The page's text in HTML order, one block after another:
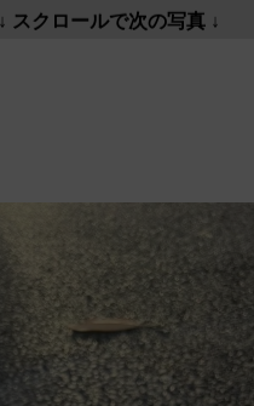
↓ スクロールで次の写真 ↓